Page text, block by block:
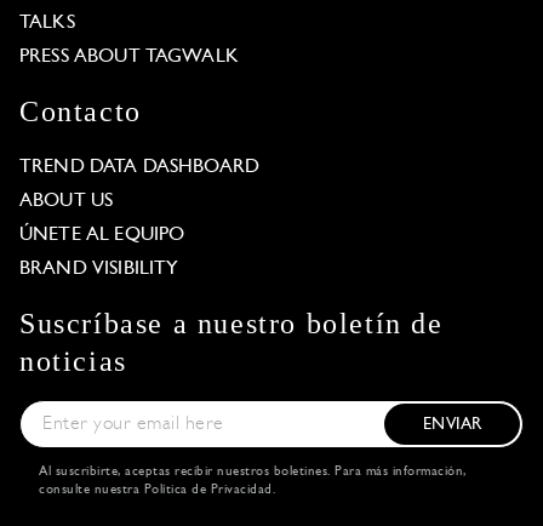
TALKS
PRESS ABOUT TAGWALK
Contacto
TREND DATA DASHBOARD
ABOUT US
ÚNETE AL EQUIPO
BRAND VISIBILITY
Suscríbase a nuestro boletín de
noticias
ENVIAR
Al suscribirte, aceptas recibir nuestros boletines. Para más información,
consulte nuestra Política de Privacidad .